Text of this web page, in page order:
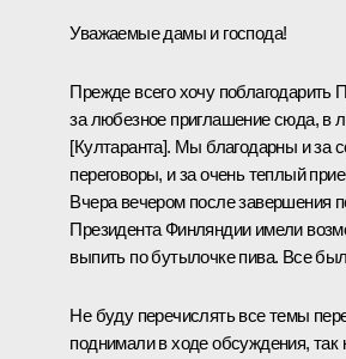
Уважаемые дамы и господа!
Прежде всего хочу поблагодарить
за любезное приглашение сюда, в
[Култаранта]. Мы благодарны и за
переговоры, и за очень теплый
Вчера вечером после завершения
Президента Финляндии имели
выпить по бутылочке пива. Все
Не буду перечислять все темы
поднимали в ходе обсуждения, так